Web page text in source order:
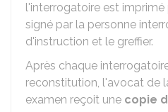
l'interrogatoire est imprimé
signé par la personne
d'instruction et le greffier.
Après chaque
reconstitution, l'avocat de
examen reçoit une copie